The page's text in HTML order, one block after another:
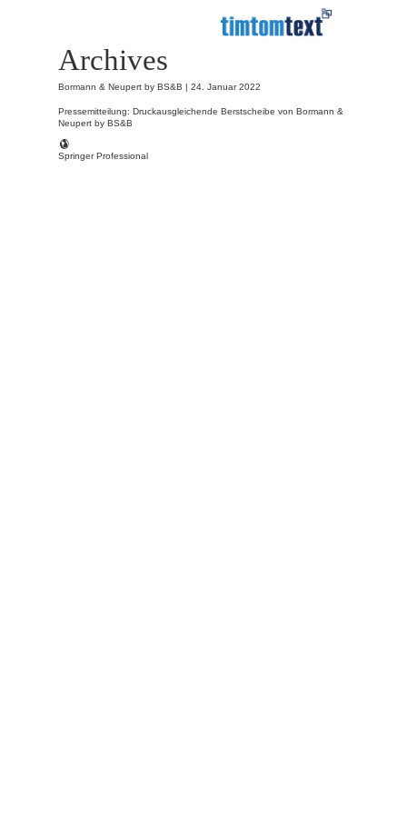
Archives
Bormann & Neupert by BS&B | 24. Januar 2022
Pressemitteilung: Druckausgleichende Berstscheibe von Bormann &
Neupert by BS&B
Springer Professional